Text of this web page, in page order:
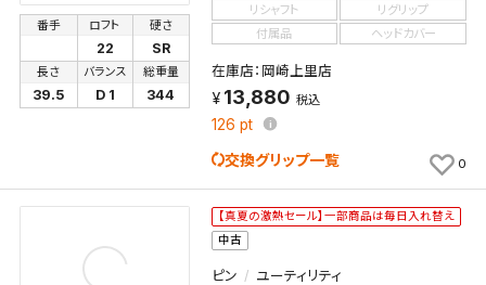
番手 ロフト
22
硬さ
SR
長さ
39.5
バランス
D 1
総重量
344
リシャフト
リグリップ
付属品
ヘッドカバー
在庫店：岡崎上里店
13,880 税込
126 pt
交換グリップ一覧 0
【真夏の激熱セール】一部商品は毎日入れ替え
中古
ピン ユーティリティ